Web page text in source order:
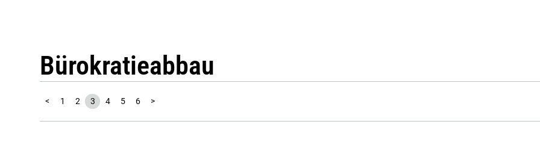
Bürokratieabbau
< 1 2 3 4 5 6 >